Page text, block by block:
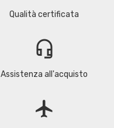
Qualità certificata
headset_mic
Assistenza all'acquisto
flight